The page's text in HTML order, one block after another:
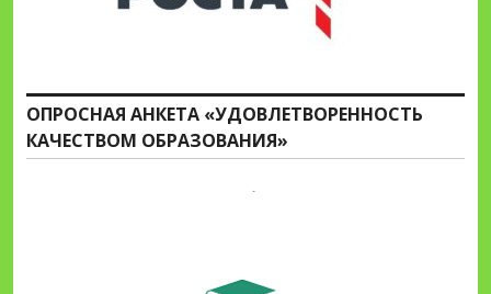
ОПРОСНАЯ АНКЕТА «УДОВЛЕТВОРЕННОСТЬ
КАЧЕСТВОМ ОБРАЗОВАНИЯ»